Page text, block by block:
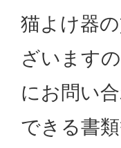
猫よけ器
ざいます
にお問い
できる書